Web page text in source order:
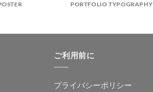
PORTFOLIO TYPOGRAPHY
ご利用前に
プライバシーポリシー